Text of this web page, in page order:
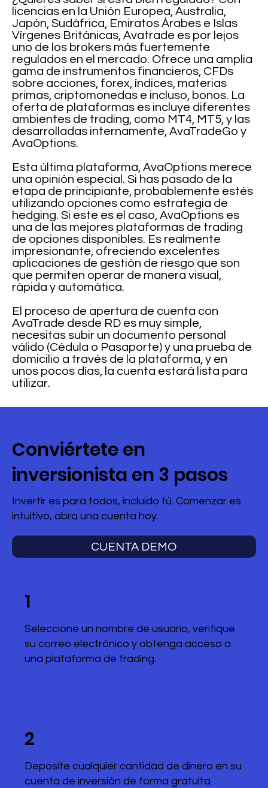
licencias en la Unión Europea, Australia,
Japón, Sudáfrica, Emiratos Árabes e Islas
Vírgenes Británicas, Avatrade es por lejos
uno de los brokers más fuertemente
regulados en el mercado. Ofrece una amplia
gama de instrumentos financieros, CFDs
sobre acciones, forex, índices, materias
primas, criptomonedas e incluso, bonos. La
oferta de plataformas es incluye diferentes
ambientes de trading, como MT4, MT5, y las
desarrolladas internamente, AvaTradeGo y
AvaOptions.
Esta última plataforma, AvaOptions merece
una opinión especial. Si has pasado de la
etapa de principiante, probablemente estés
utilizando opciones como estrategia de
hedging. Si este es el caso, AvaOptions es
una de las mejores plataformas de trading
de opciones disponibles. Es realmente
impresionante, ofreciendo excelentes
aplicaciones de gestión de riesgo que son
que permiten operar de manera visual,
rápida y automática.
El proceso de apertura de cuenta con
AvaTrade desde RD es muy simple,
necesitas subir un documento personal
válido (Cédula o Pasaporte) y una prueba de
domicilio a través de la plataforma, y en
unos pocos días, la cuenta estará lista para
utilizar.
Conviértete en
inversionista en 3 pasos
Invertir es para todos, incluido tú. Comenzar es
intuitivo, abra una cuenta hoy.
CUENTA DEMO
1
Seleccione un nombre de usuario, verifique
su correo electrónico y obtenga acceso a
una plataforma de trading.
2
Deposite cualquier cantidad de dinero en su
cuenta de inversión de forma gratuita.